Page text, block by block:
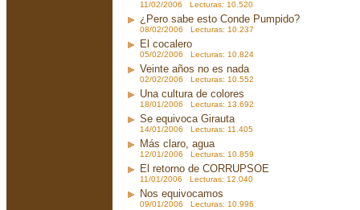
11/02/2006 Lecturas: 10.520
¿Pero sabe esto Conde Pumpido?
08/02/2006 Lecturas: 10.237
El cocalero
05/02/2006 Lecturas: 10.824
Veinte años no es nada
02/02/2006 Lecturas: 10.552
Una cultura de colores
18/01/2006 Lecturas: 13.692
Se equivoca Girauta
14/01/2006 Lecturas: 11.405
Más claro, agua
12/01/2006 Lecturas: 10.859
El retorno de CORRUPSOE
11/01/2006 Lecturas: 12.040
Nos equivocamos
09/01/2006 Lecturas: 10.996